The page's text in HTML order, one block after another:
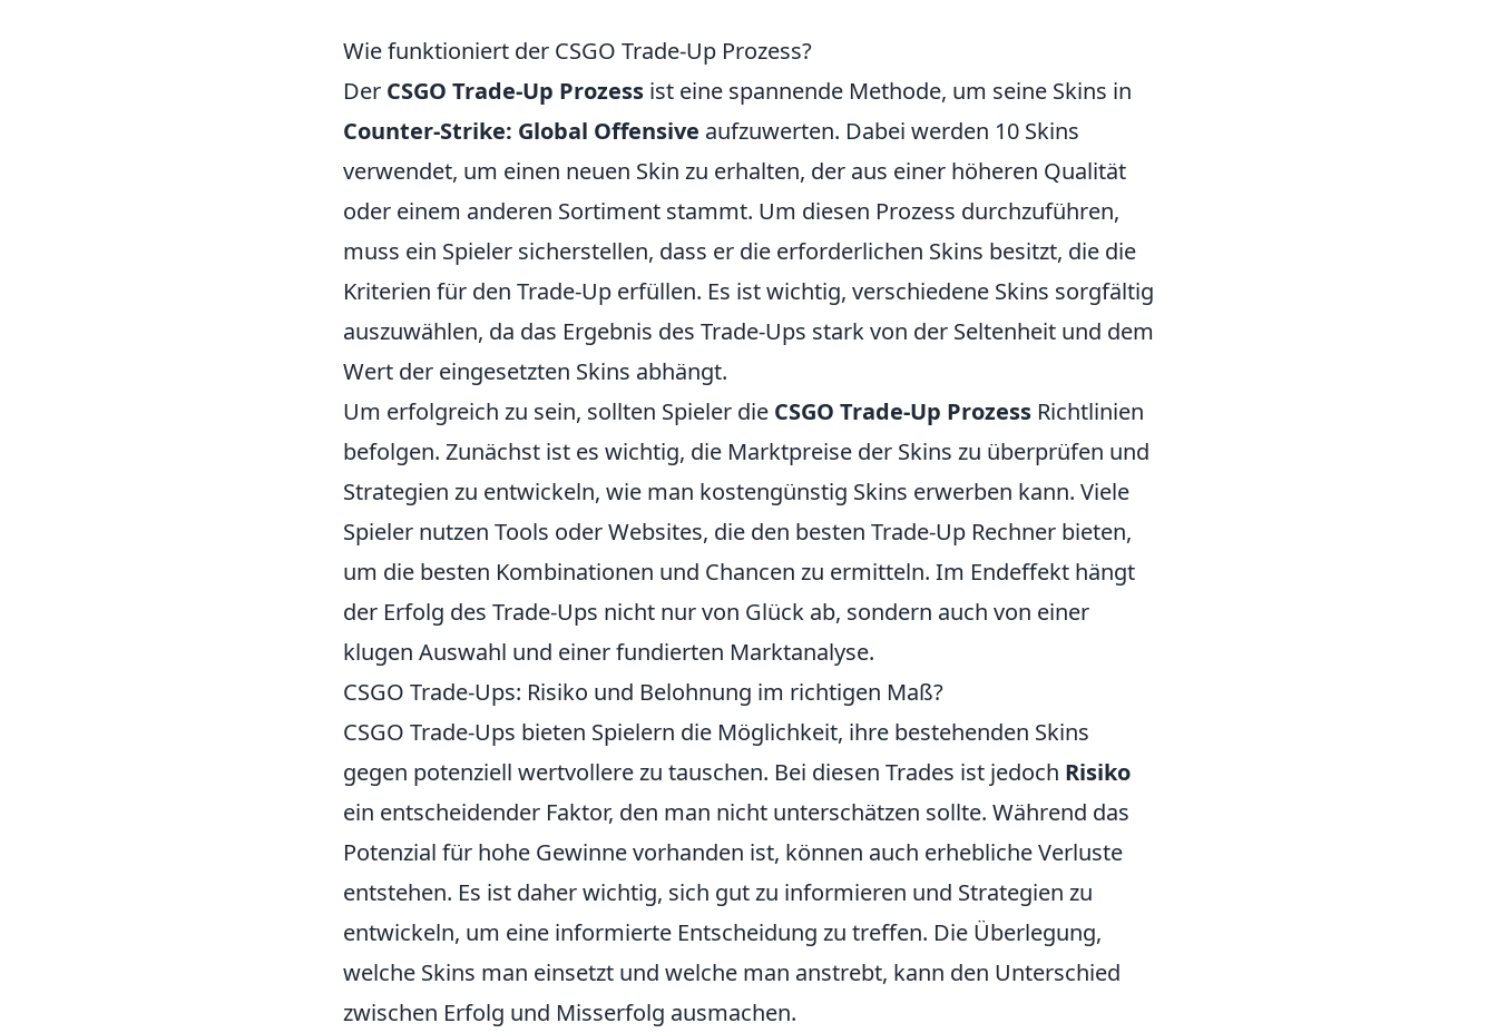
Wie funktioniert der CSGO Trade-Up Prozess?
Der CSGO Trade-Up Prozess ist eine spannende Methode, um seine Skins in
Counter-Strike: Global Offensive aufzuwerten. Dabei werden 10 Skins
verwendet, um einen neuen Skin zu erhalten, der aus einer höheren Qualität
oder einem anderen Sortiment stammt. Um diesen Prozess durchzuführen,
muss ein Spieler sicherstellen, dass er die erforderlichen Skins besitzt, die die
Kriterien für den Trade-Up erfüllen. Es ist wichtig, verschiedene Skins sorgfältig
auszuwählen, da das Ergebnis des Trade-Ups stark von der Seltenheit und dem
Wert der eingesetzten Skins abhängt.
Um erfolgreich zu sein, sollten Spieler die CSGO Trade-Up Prozess Richtlinien
befolgen. Zunächst ist es wichtig, die Marktpreise der Skins zu überprüfen und
Strategien zu entwickeln, wie man kostengünstig Skins erwerben kann. Viele
Spieler nutzen Tools oder Websites, die den besten Trade-Up Rechner bieten,
um die besten Kombinationen und Chancen zu ermitteln. Im Endeffekt hängt
der Erfolg des Trade-Ups nicht nur von Glück ab, sondern auch von einer
klugen Auswahl und einer fundierten Marktanalyse.
CSGO Trade-Ups: Risiko und Belohnung im richtigen Maß?
CSGO Trade-Ups bieten Spielern die Möglichkeit, ihre bestehenden Skins
gegen potenziell wertvollere zu tauschen. Bei diesen Trades ist jedoch Risiko
ein entscheidender Faktor, den man nicht unterschätzen sollte. Während das
Potenzial für hohe Gewinne vorhanden ist, können auch erhebliche Verluste
entstehen. Es ist daher wichtig, sich gut zu informieren und Strategien zu
entwickeln, um eine informierte Entscheidung zu treffen. Die Überlegung,
welche Skins man einsetzt und welche man anstrebt, kann den Unterschied
zwischen Erfolg und Misserfolg ausmachen.